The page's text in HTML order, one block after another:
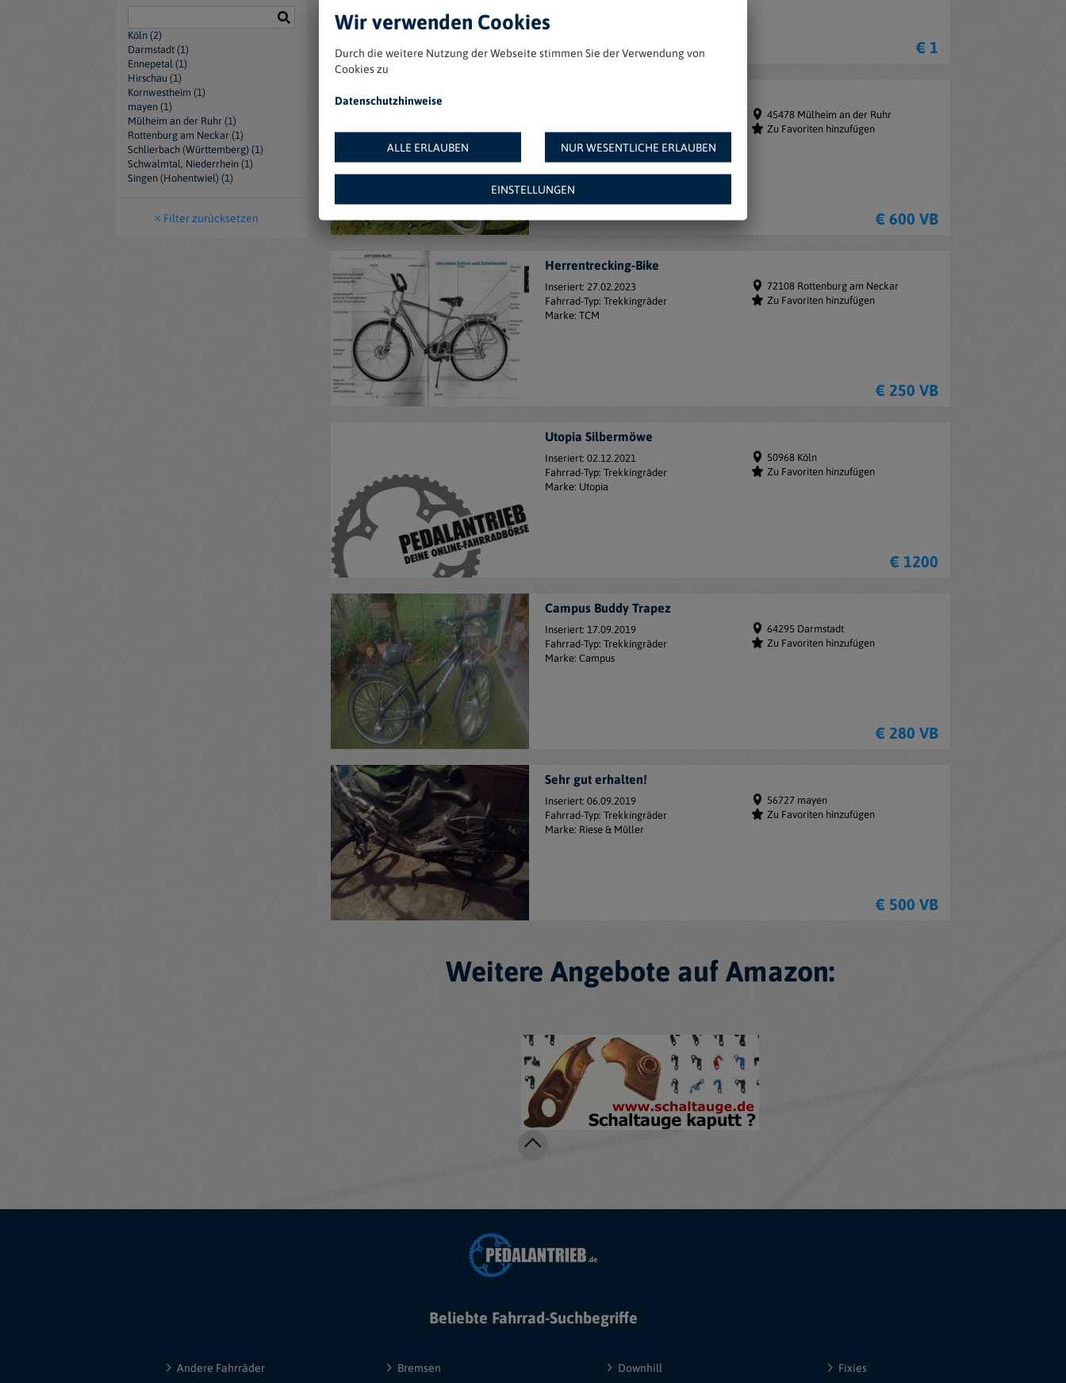
Köln (2)
Darmstadt (1)
Ennepetal (1)
Hirschau (1)
Kornwestheim (1)
mayen (1)
Mülheim an der Ruhr (1)
Rottenburg am Neckar (1)
Schlierbach (Württemberg) (1)
Schwalmtal, Niederrhein (1)
Singen (Hohentwiel) (1)
Filter zurücksetzen
€ 1
45478 Mülheim an der Ruhr
Zu Favoriten hinzufügen
€ 600 VB
Fahrrad-Typ: Trekkingräder
Marke: Patria
72108 Rottenburg am Neckar
Zu Favoriten hinzufügen
€ 250 VB
Herrentrecking-Bike
Inseriert: 27.02.2023
Fahrrad-Typ: Trekkingräder
Marke: TCM
50968 Köln
Zu Favoriten hinzufügen
€ 1200
Utopia Silbermöwe
Inseriert: 02.12.2021
Fahrrad-Typ: Trekkingräder
Marke: Utopia
64295 Darmstadt
Zu Favoriten hinzufügen
€ 280 VB
Campus Buddy Trapez
Inseriert: 17.09.2019
Fahrrad-Typ: Trekkingräder
Marke: Campus
56727 mayen
Zu Favoriten hinzufügen
€ 500 VB
Sehr gut erhalten!
Inseriert: 06.09.2019
Fahrrad-Typ: Trekkingräder
Marke: Riese & Müller
Weitere Angebote auf Amazon:
Beliebte Fahrrad-Suchbegriffe
Andere Fahrräder
Bremsen
Downhill
Fixies
Wir verwenden Cookies
Durch die weitere Nutzung der Webseite stimmen Sie der Verwendung von
Cookies zu
Datenschutzhinweise
ALLE ERLAUBEN NUR WESENTLICHE ERLAUBEN
EINSTELLUNGEN